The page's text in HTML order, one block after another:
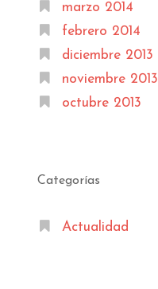
marzo 2014
febrero 2014
diciembre 2013
noviembre 2013
octubre 2013
Categorías
Actualidad